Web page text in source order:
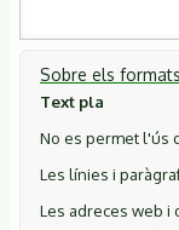
Sobre els
Text pla
No es permet l'ús
Les línies i
Les adreces web i